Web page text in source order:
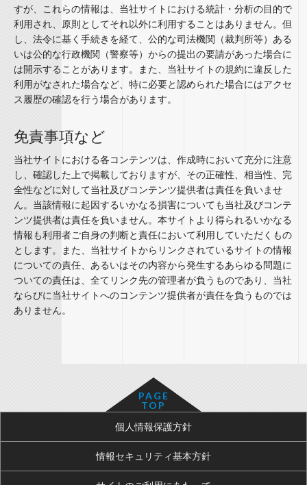
すが、これらの情報は、当社サイトにおける統計・分析の目的で
利用され、原則としてそれ以外に利用することはありません。但
し、法令に基く手続きを経て、公的な司法機関（裁判所等）ある
いは公的な行政機関（警察等）からの提出の要請があった場合に
は開示することがあります。また、当社サイトの規約に違反した
利用がなされた場合など、特に必要と認められた場合にはアクセ
ス履歴の確認を行う場合があります。
免責事項など
当社サイトにおける各コンテンツは、作成時において充分に注意
し、確認した上で掲載しておりますが、その正確性、相当性、完
全性などに対して当社及びコンテンツ提供者は責任を負いませ
ん。当該情報に起因するいかなる損害についても当社及びコンテ
ンツ提供者は責任を負いません。本サイトより得られるいかなる
情報も利用者ご自身の判断と責任において利用していただくもの
とします。また、当社サイトからリンクされているサイトの情報
についての責任、あるいはその内容から発生するあらゆる問題に
ついての責任は、全てリンク先の管理者が負うものであり、当社
ならびに当社サイトへのコンテンツ提供者が責任を負うものでは
ありません。
PAGE
TOP
個人情報保護方針
情報セキュリティ基本方針